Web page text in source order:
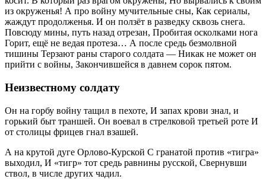
из окруженья! А про войну мучительные сны, Как сериалы,
жаждут продолженья. И он ползёт в разведку сквозь снега.
Повсюду мины, путь назад отрезан, Пробитая осколками нога
Горит, ещё не ведая протеза… А после средь безмолвной
тишины Терзают раны старого солдата — Никак не может он
прийти с войны, Закончившейся в давнем сорок пятом.
Неизвестному солдату
Он на горбу войну тащил в пехоте, И запах крови знал, и
горький быт траншей. Он воевал в стрелковой третьей роте И
от столицы фрицев гнал взашей.
А на крутой дуге Орлово-Курской С гранатой против «тигра»
выходил, И «тигр» тот средь равнины русской, Свернувши
ствол, в числе других чадил.